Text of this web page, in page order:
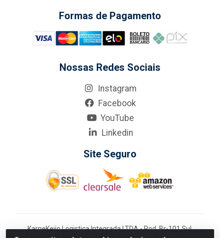
Formas de Pagamento
Nossas Redes Sociais
Instagram
Facebook
YouTube
Linkedin
Site Seguro
KarneKeijo Logistica Integrada LTDA - Rod. Br-101 Sul,